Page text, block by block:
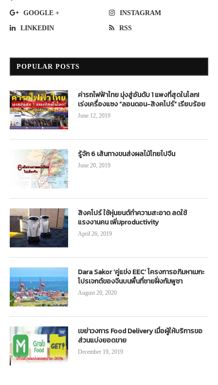
GOOGLE + INSTAGRAM
LINKEDIN RSS
POPULAR POSTS
ค่ารถไฟฟ้าไทย มุ่งสู่อันดับ 1 แพงที่สุดในโลก!
เร่งเครื่องแซง “ลอนดอน-สิงคโปร์” เรียบร้อย
June 12, 2019
รู้จัก 6 เส้นทางขนส่งผลไม้ไทยไปจีน
June 20, 2019
สิงคโปร์ ใช้หุ่นยนต์ทำความสะอาด ลดใช้
แรงงานคน เพิ่มproductivity
April 26, 2019
Dara Sakor ‘คู่แข่ง EEC’ โครงการอภิมหาเมกะ
โปรเจกต์ของจีนบนพื้นที่ชายฝั่งกัมพูชา
August 20, 2020
เขย่าวงการ Food Delivery เมื่อผู้ให้บริการขอ
ส่วนแบ่งยอดขาย
December 19, 2019